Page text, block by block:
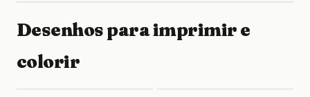
Desenhos para imprimir e
colorir